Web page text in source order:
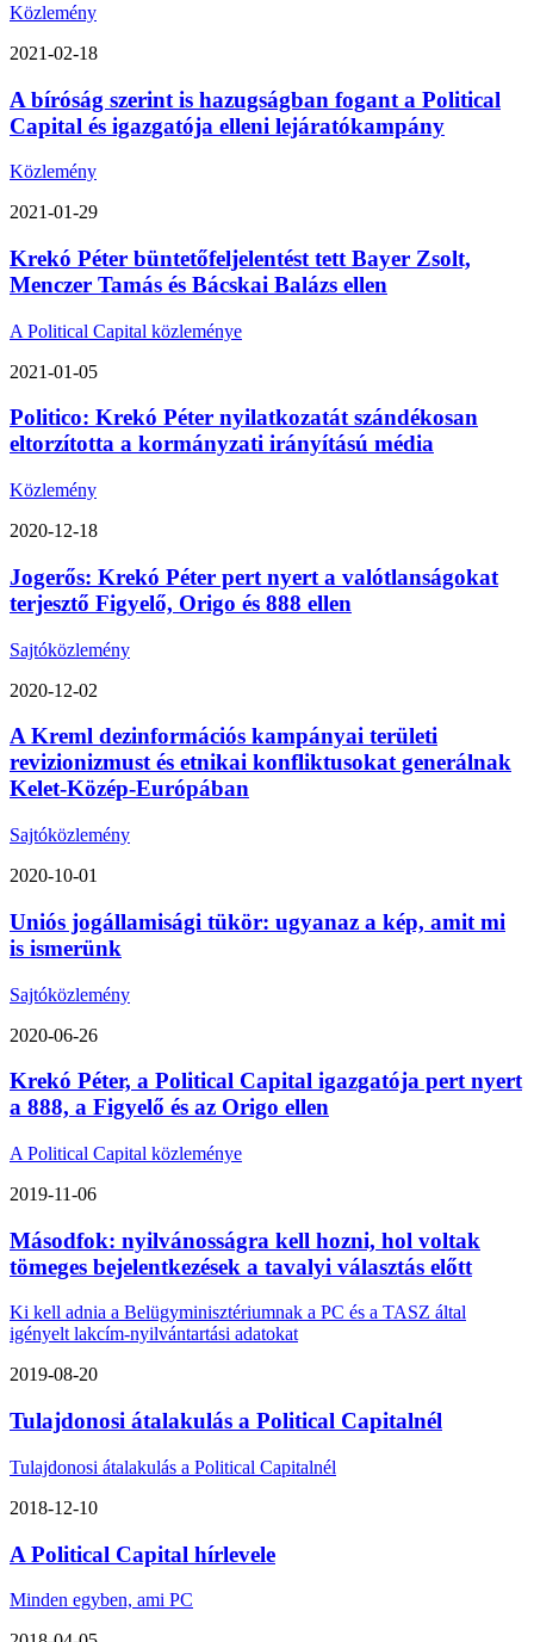
Közlemény
2021-02-18
A bíróság szerint is hazugságban fogant a Political
Capital és igazgatója elleni lejáratókampány
Közlemény
2021-01-29
Krekó Péter büntetőfeljelentést tett Bayer Zsolt,
Menczer Tamás és Bácskai Balázs ellen
A Political Capital közleménye
2021-01-05
Politico: Krekó Péter nyilatkozatát szándékosan
eltorzította a kormányzati irányítású média
Közlemény
2020-12-18
Jogerős: Krekó Péter pert nyert a valótlanságokat
terjesztő Figyelő, Origo és 888 ellen
Sajtóközlemény
2020-12-02
A Kreml dezinformációs kampányai területi
revizionizmust és etnikai konfliktusokat generálnak
Kelet-Közép-Európában
Sajtóközlemény
2020-10-01
Uniós jogállamisági tükör: ugyanaz a kép, amit mi
is ismerünk
Sajtóközlemény
2020-06-26
Krekó Péter, a Political Capital igazgatója pert nyert
a 888, a Figyelő és az Origo ellen
A Political Capital közleménye
2019-11-06
Másodfok: nyilvánosságra kell hozni, hol voltak
tömeges bejelentkezések a tavalyi választás előtt
Ki kell adnia a Belügyminisztériumnak a PC és a TASZ által
igényelt lakcím-nyilvántartási adatokat
2019-08-20
Tulajdonosi átalakulás a Political Capitalnél
Tulajdonosi átalakulás a Political Capitalnél
2018-12-10
A Political Capital hírlevele
Minden egyben, ami PC